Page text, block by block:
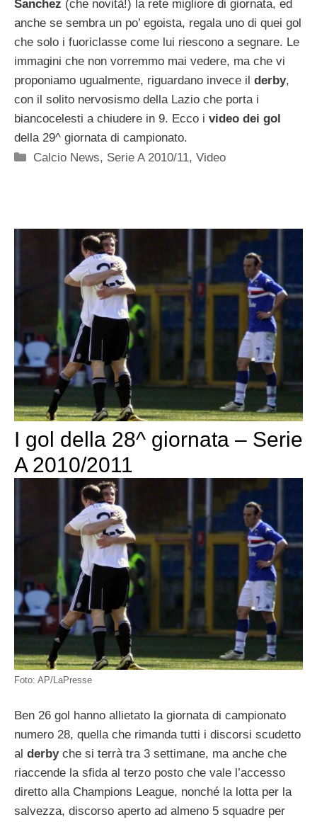
Sanchez (che novità!) la rete migliore di giornata, ed
anche se sembra un po’ egoista, regala uno di quei gol
che solo i fuoriclasse come lui riescono a segnare. Le
immagini che non vorremmo mai vedere, ma che vi
proponiamo ugualmente, riguardano invece il derby,
con il solito nervosismo della Lazio che porta i
biancocelesti a chiudere in 9. Ecco i video dei gol
della 29^ giornata di campionato.
Categorie
Calcio News, Serie A 2010/11,Video
I gol della 28^ giornata – Serie
A 2010/2011
Foto: AP/LaPresse
Ben 26 gol hanno allietato la giornata di campionato
numero 28, quella che rimanda tutti i discorsi scudetto
al derby che si terrà tra 3 settimane, ma anche che
riaccende la sfida al terzo posto che vale l’accesso
diretto alla Champions League, nonché la lotta per la
salvezza, discorso aperto ad almeno 5 squadre per